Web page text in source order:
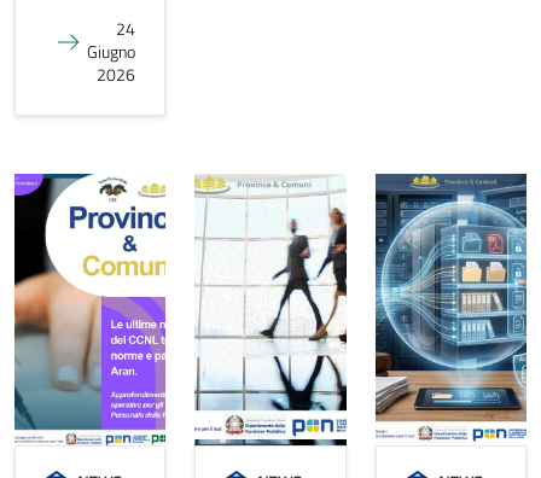
24
Giugno
2026